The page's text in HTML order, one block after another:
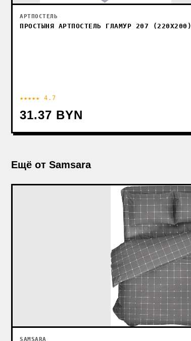
АРТПОСТЕЛЬ
ПРОСТЫНЯ АРТПОСТЕЛЬ ГЛАМУР 207 (220X200)
★★★★★ 4.7
31.37 BYN
Ещё от Samsara
SAMSARA